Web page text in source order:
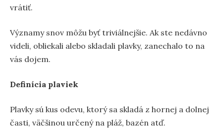
vrátiť.
Významy snov môžu byť triviálnejšie. Ak ste nedávno
videli, obliekali alebo skladali plavky, zanechalo to na
vás dojem.
Definícia plaviek
Plavky sú kus odevu, ktorý sa skladá z hornej a dolnej
časti, väčšinou určený na pláž, bazén atď.